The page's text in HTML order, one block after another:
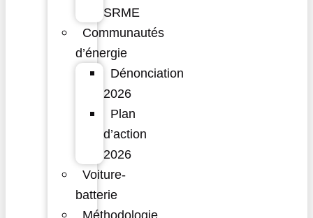
SRME
Communautés
d’énergie
Dénonciation
2026
Plan
d’action
2026
Voiture-
batterie
Méthodologie